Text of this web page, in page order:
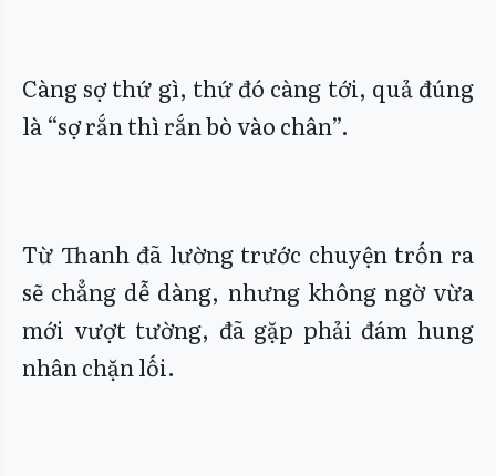
Càng sợ thứ gì, thứ đó càng tới, quả đúng
là “sợ rắn thì rắn bò vào chân”.
Từ Thanh đã lường trước chuyện trốn ra
sẽ chẳng dễ dàng, nhưng không ngờ vừa
mới vượt tường, đã gặp phải đám hung
nhân chặn lối.